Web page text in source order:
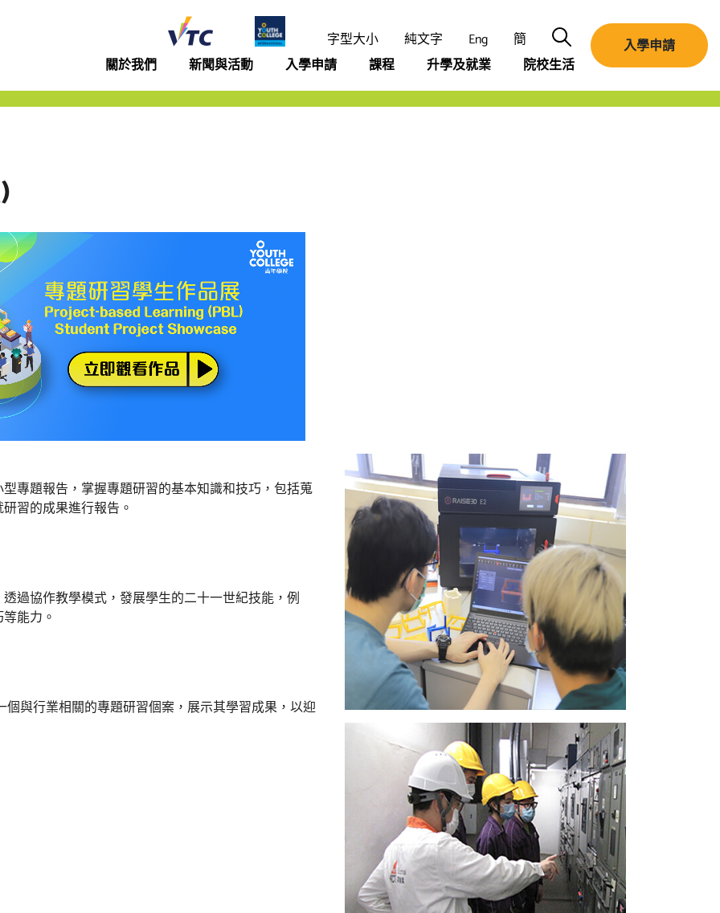
字型大小 純文字 Eng 簡
搜尋
關於我們
新聞與活動 入學申請 課程 升學及就業 院校生活
入學申請
專題報告，掌握專題研習的基本知識和技巧，包括蒐
習的成果進行報告。
過協作教學模式，發展學生的二十一世紀技能，例
能力。
與行業相關的專題研習個案，展示其學習成果，以迎